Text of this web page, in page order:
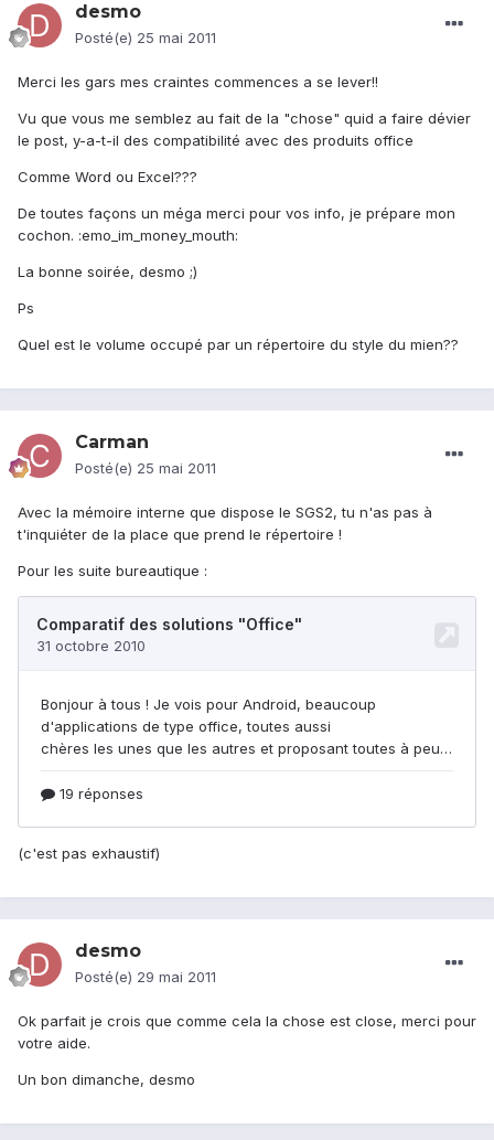
desmo
Posté(e) 25 mai 2011
Merci les gars mes craintes commences a se lever!!
Vu que vous me semblez au fait de la "chose" quid a faire dévier
le post, y-a-t-il des compatibilité avec des produits office
Comme Word ou Excel???
De toutes façons un méga merci pour vos info, je prépare mon
cochon. :emo_im_money_mouth:
La bonne soirée, desmo ;)
Ps
Quel est le volume occupé par un répertoire du style du mien??
Carman
Posté(e) 25 mai 2011
Avec la mémoire interne que dispose le SGS2, tu n'as pas à
t'inquiéter de la place que prend le répertoire !
Pour les suite bureautique :
(c'est pas exhaustif)
desmo
Posté(e) 29 mai 2011
Ok parfait je crois que comme cela la chose est close, merci pour
votre aide.
Un bon dimanche, desmo